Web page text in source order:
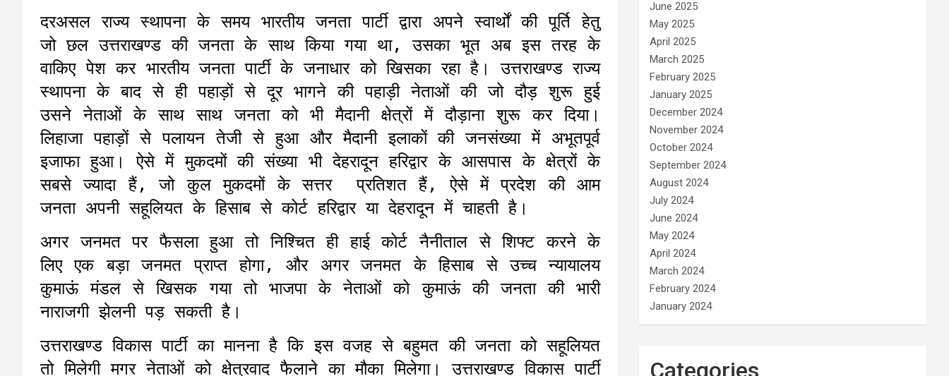
दरअसल राज्य स्थापना के समय भारतीय जनता पार्टी द्वारा अपने स्वार्थों की पूर्ति हेतु
जो छल उत्तराखण्ड की जनता के साथ किया गया था, उसका भूत अब इस तरह के
वाकिए पेश कर भारतीय जनता पार्टी के जनाधार को खिसका रहा है। उत्तराखण्ड राज्य
स्थापना के बाद से ही पहाड़ों से दूर भागने की पहाड़ी नेताओं की जो दौड़ शुरू हुई
उसने नेताओं के साथ साथ जनता को भी मैदानी क्षेत्रों में दौड़ाना शुरू कर दिया।
लिहाजा पहाड़ों से पलायन तेजी से हुआ और मैदानी इलाकों की जनसंख्या में अभूतपूर्व
इजाफा हुआ। ऐसे में मुकदमों की संख्या भी देहरादून हरिद्वार के आसपास के क्षेत्रों के
सबसे ज्यादा हैं, जो कुल मुकदमों के सत्तर प्रतिशत हैं, ऐसे में प्रदेश की आम
जनता अपनी सहूलियत के हिसाब से कोर्ट हरिद्वार या देहरादून में चाहती है।
अगर जनमत पर फैसला हुआ तो निश्चित ही हाई कोर्ट नैनीताल से शिफ्ट करने के
लिए एक बड़ा जनमत प्राप्त होगा, और अगर जनमत के हिसाब से उच्च न्यायालय
कुमाऊं मंडल से खिसक गया तो भाजपा के नेताओं को कुमाऊं की जनता की भारी
नाराजगी झेलनी पड़ सकती है।
उत्तराखण्ड विकास पार्टी का मानना है कि इस वजह से बहुमत की जनता को सहूलियत
तो मिलेगी मगर नेताओं को क्षेत्रवाद फैलाने का मौका मिलेगा। उत्तराखण्ड विकास पार्टी
June 2025
May 2025
April 2025
March 2025
February 2025
January 2025
December 2024
November 2024
October 2024
September 2024
August 2024
July 2024
June 2024
May 2024
April 2024
March 2024
February 2024
January 2024
Categories